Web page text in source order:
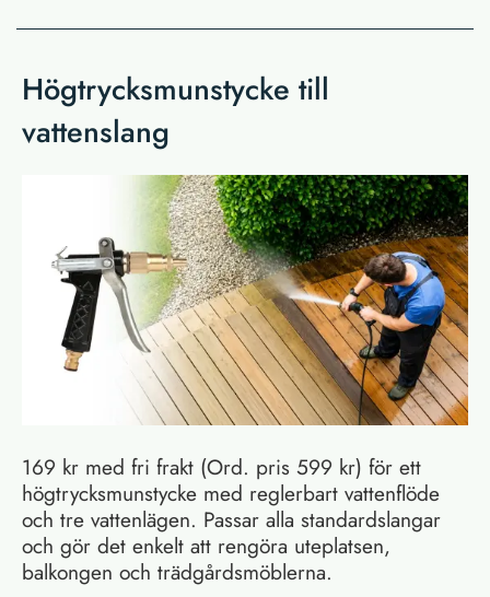
Högtrycksmunstycke till
vattenslang
169 kr med fri frakt (Ord. pris 599 kr) för ett
högtrycksmunstycke med reglerbart vattenflöde
och tre vattenlägen. Passar alla standardslangar
och gör det enkelt att rengöra uteplatsen,
balkongen och trädgårdsmöblerna.